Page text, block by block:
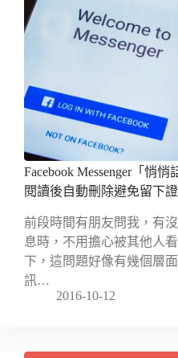
Facebook Messenger「悄
閱讀後自動刪除避免留下
前段時間有朋友問我，有
息時，不用擔心被其他人
下，這問題好像有幾個層
訊…
2016-10-12